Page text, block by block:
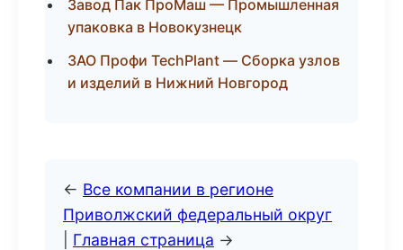
Завод Пак ПроМаш — Промышленная
упаковка в Новокузнецк
ЗАО Профи TechPlant — Сборка узлов
и изделий в Нижний Новгород
← Все компании в регионе
Приволжский федеральный округ
Главная страница →